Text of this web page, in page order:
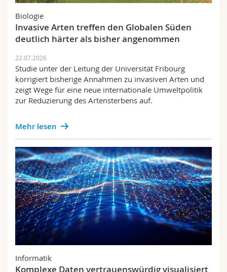
Interfakultär
Doktorierende
Vorlesungsverzeichnis
MyUnifr
Biologie
Invasive Arten treffen den Globalen Süden
deutlich härter als bisher angenommen
22.07.2026
Studie unter der Leitung der Universität Fribourg
korrigiert bisherige Annahmen zu invasiven Arten und
zeigt Wege für eine neue internationale Umweltpolitik
zur Reduzierung des Artensterbens auf.
Mehr lesen
Informatik
Komplexe Daten vertrauenswürdig visualisiert